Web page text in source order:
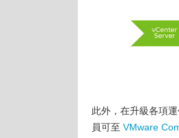
此外，在升級各項
員可至 VMware